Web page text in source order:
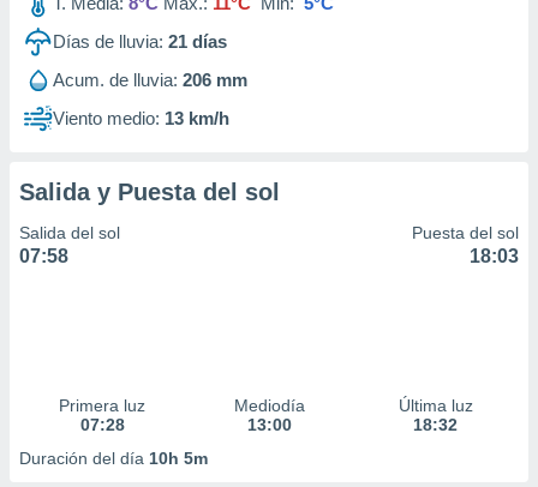
de
1199
Días de lluvia: 21 días
Acum. de lluvia: 206 mm
Viento medio: 13 km/h
Salida y Puesta del sol
Salida del sol
07:58
Puesta del sol
18:03
Primera luz
07:28
Mediodía
13:00
Última luz
18:32
Duración del día 10h 5m